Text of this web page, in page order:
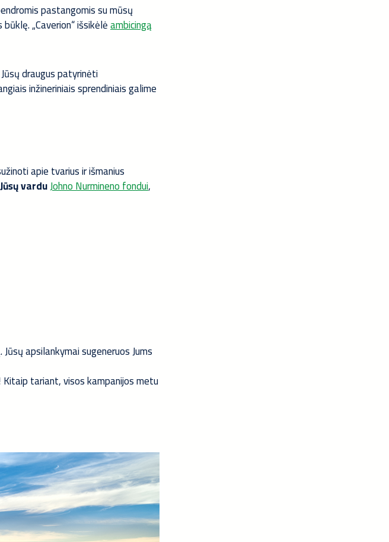
pastangomis su mūsų
„Caverion“ išsikėlėambicingą
draugus patyrinėti
inžineriniais sprendiniais galime
apie tvarius ir išmanius
varduJohno Nurmineno fondui,
apsilankymai sugeneruos Jums
tariant, visos kampanijos metu